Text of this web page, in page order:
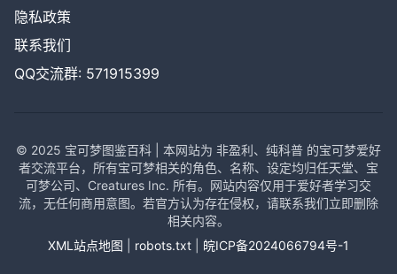
隐私政策
联系我们
QQ交流群: 571915399
© 2025 宝可梦图鉴百科 | 本网站为 非盈利、纯科普 的宝可梦爱好
者交流平台，所有宝可梦相关的角色、名称、设定均归任天堂、宝
可梦公司、Creatures Inc. 所有。网站内容仅用于爱好者学习交
流，无任何商用意图。若官方认为存在侵权，请联系我们立即删除
相关内容。
XML站点地图
robots.txt 皖ICP备2024066794号-1